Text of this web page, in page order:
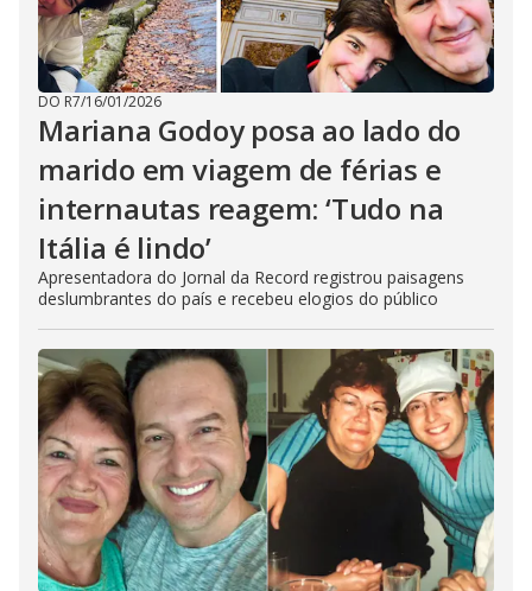
DO R7/16/01/2026
Mariana Godoy posa ao lado do
marido em viagem de férias e
internautas reagem: ‘Tudo na
Itália é lindo’
Apresentadora do Jornal da Record registrou paisagens
deslumbrantes do país e recebeu elogios do público